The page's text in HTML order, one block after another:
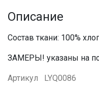
Описание
Состав ткани: 100%
ЗАМЕРЫ! указаны на
Артикул LYQ0086